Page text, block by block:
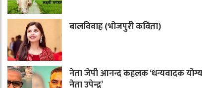
बालविवाह (भोजपुरी कविता)
नेता जेपी आनन्द कहलक ‘धन्यवादक योग्य